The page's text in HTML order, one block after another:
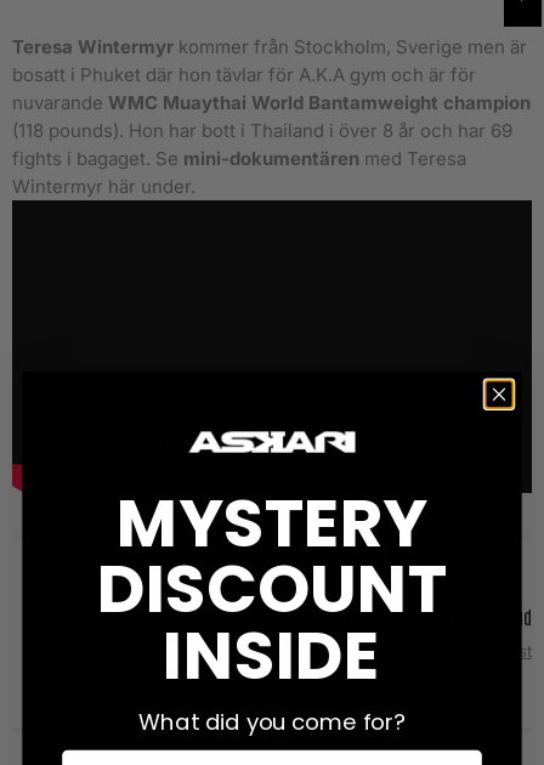
Teresa Wintermyr kommer från Stockholm, Sverige men är
bosatt i Phuket där hon tävlar för A.K.A gym och är för
nuvarande WMC Muaythai World Bantamweight champion
(118 pounds). Hon har bott i Thailand i över 8 år och har 69
fights i bagaget. Se mini-dokumentären med Teresa
Wintermyr här under.
Nicholas Bryant - Stuck in the mud
Next Post
MYSTERY
DISCOUNT
INSIDE
What did you come for?